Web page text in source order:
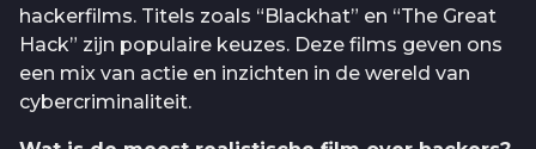
hackerfilms. Titels zoals “Blackhat” en “The Great
Hack” zijn populaire keuzes. Deze films geven ons
een mix van actie en inzichten in de wereld van
cybercriminaliteit.